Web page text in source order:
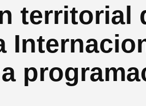
territorial